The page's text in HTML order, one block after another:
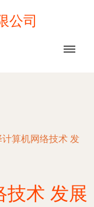
公司
计算机网络技术 发
技术 发展